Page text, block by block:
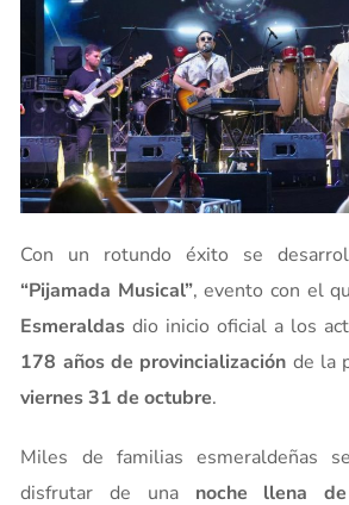
Con un rotundo éxito se
“Pijamada Musical”, evento con el
Esmeraldas dio inicio oficial a los
178 años de provincialización de la
viernes 31 de octubre.
Miles de familias esmeraldeñas
disfrutar de una noche llena